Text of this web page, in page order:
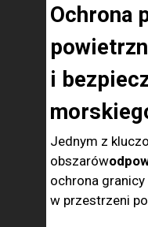
Ochrona
i
Jednym z
obszarów
ochrona
w przestrzeni